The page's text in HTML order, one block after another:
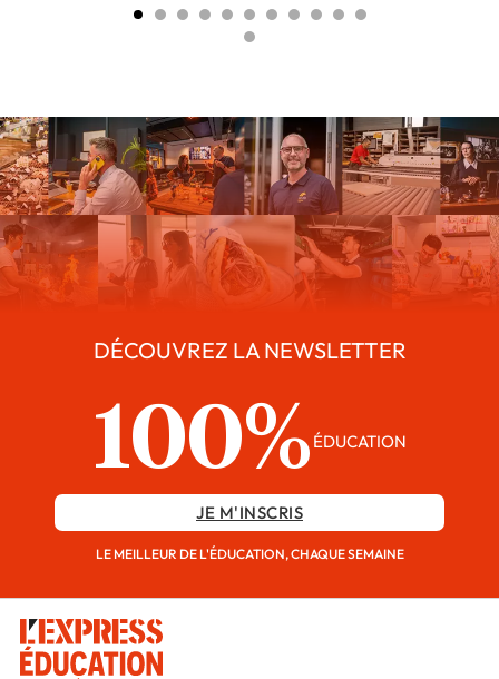
DÉCOUVREZ LA NEWSLETTER
100% ÉDUCATION
JE M'INSCRIS
LE MEILLEUR DE L'ÉDUCATION, CHAQUE SEMAINE